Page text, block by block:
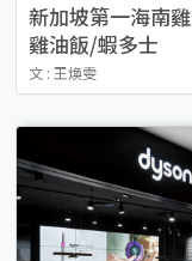
新加坡第一海南
雞油飯/蝦多士
文 : 王煥雯